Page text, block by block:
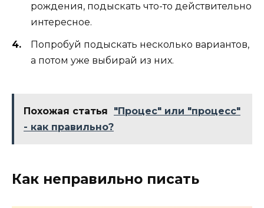
рождения, подыскать что-то действительно
интересное.
Попробуй подыскать несколько вариантов,
а потом уже выбирай из них.
Похожая статья
"Процес" или "процесс"
- как правильно?
Как неправильно писать